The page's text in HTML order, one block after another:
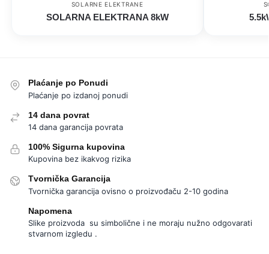
SOLARNE ELEKTRANE
SOLARNA ELEKTRANA 8kW
Plaćanje po Ponudi
Plaćanje po izdanoj ponudi
14 dana povrat
14 dana garancija povrata
100% Sigurna kupovina
Kupovina bez ikakvog rizika
Tvornička Garancija
Tvornička garancija ovisno o proizvođaču 2-10 godina
Napomena
Slike proizvoda su simbolične i ne moraju nužno odgovarati
stvarnom izgledu .